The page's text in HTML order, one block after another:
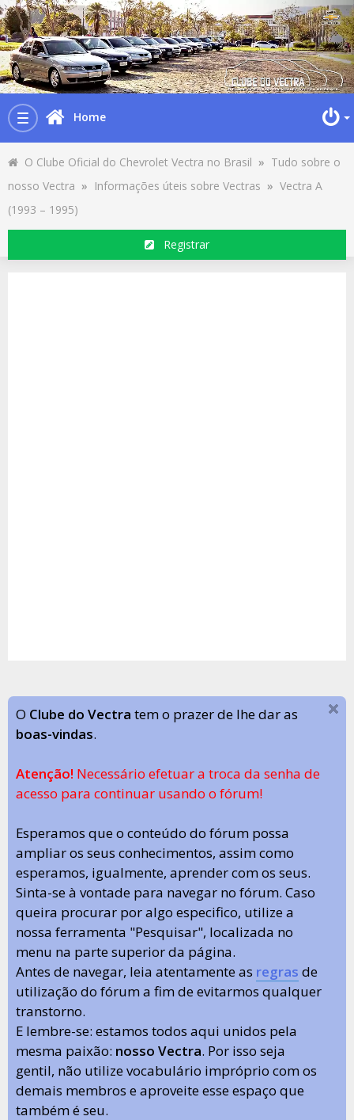
Toggle
navigation
Home
O Clube Oficial do Chevrolet Vectra no Brasil » Tudo sobre o
nosso Vectra » Informações úteis sobre Vectras » Vectra A
(1993 – 1995)
Registrar
O Clube do Vectra tem o prazer de lhe dar as
boas-vindas.
Atenção! Necessário efetuar a troca da senha de
acesso para continuar usando o fórum!
Esperamos que o conteúdo do fórum possa
ampliar os seus conhecimentos, assim como
esperamos, igualmente, aprender com os seus.
Sinta-se à vontade para navegar no fórum. Caso
queira procurar por algo especifico, utilize a
nossa ferramenta "Pesquisar", localizada no
menu na parte superior da página.
Antes de navegar, leia atentamente as regras de
utilização do fórum a fim de evitarmos qualquer
transtorno.
E lembre-se: estamos todos aqui unidos pela
mesma paixão: nosso Vectra. Por isso seja
gentil, não utilize vocabulário impróprio com os
demais membros e aproveite esse espaço que
também é seu.